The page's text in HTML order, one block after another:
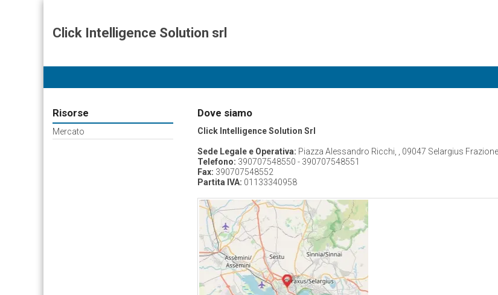
Click Intelligence Solution srl
Risorse
Mercato
Dove siamo
Click Intelligence Solution Srl
Sede Legale e Operativa: Piazza Alessandro Ricchi, , 09047 Selargius
Telefono: 390707548550 - 390707548551
Fax: 390707548552
Partita IVA: 01133340958